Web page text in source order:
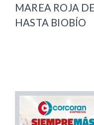
MAREA ROJA
HASTA BIOBÍO